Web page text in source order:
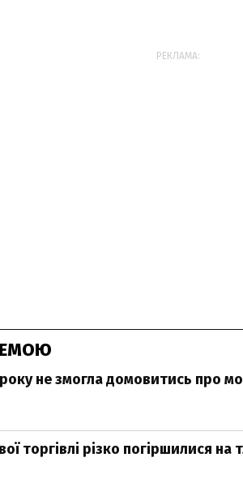
РЕКЛАМА:
не змогла домовитись про
торгівлі різко погіршилися на